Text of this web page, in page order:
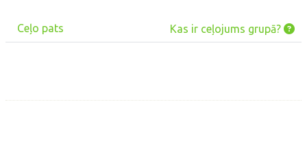
Ceļo pats Kas ir ceļojums grupā?